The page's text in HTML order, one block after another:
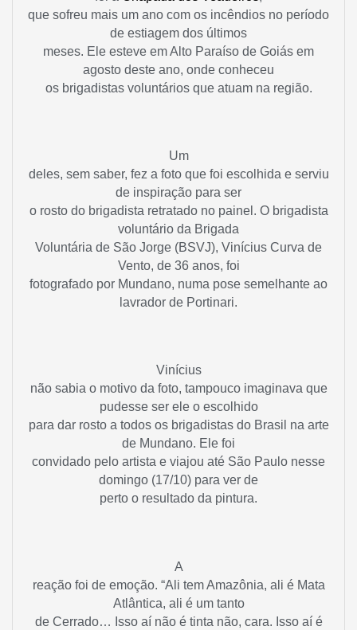
que sofreu mais um ano com os incêndios no período
de estiagem dos últimos
meses. Ele esteve em Alto Paraíso de Goiás em
agosto deste ano, onde conheceu
os brigadistas voluntários que atuam na região.
Um
deles, sem saber, fez a foto que foi escolhida e serviu
de inspiração para ser
o rosto do brigadista retratado no painel. O brigadista
voluntário da Brigada
Voluntária de São Jorge (BSVJ), Vinícius Curva de
Vento, de 36 anos, foi
fotografado por Mundano, numa pose semelhante ao
lavrador de Portinari.
Vinícius
não sabia o motivo da foto, tampouco imaginava que
pudesse ser ele o escolhido
para dar rosto a todos os brigadistas do Brasil na arte
de Mundano. Ele foi
convidado pelo artista e viajou até São Paulo nesse
domingo (17/10) para ver de
perto o resultado da pintura.
A
reação foi de emoção. “Ali tem Amazônia, ali é Mata
Atlântica, ali é um tanto
de Cerrado… Isso aí não é tinta não, cara. Isso aí é